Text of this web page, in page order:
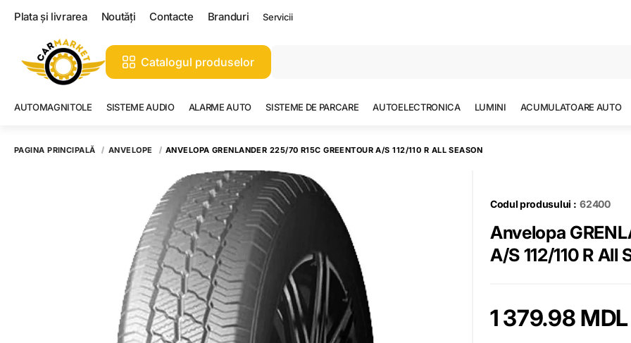
Plata și livrarea Noutăți Contacte Branduri Servicii
Catalogul produselor
Toate rezultatele căutării [0 de produse]
AUTOMAGNITOLE SISTEME AUDIO ALARME AUTO SISTEME DE PARCARE AUTOELECTRONICA LUMINI ACUMULATOARE AUTO
PAGINA PRINCIPALĂ ANVELOPE ANVELOPA GRENLANDER 225/70 R15C GREENTOUR A/S 112/110 R ALL SEASON
Codul produsului : 62400
Anvelopa
A/S 112/110 R All
1 379.98 MDL